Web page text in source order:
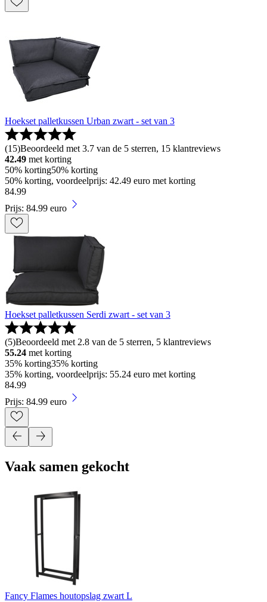
Hoekset palletkussen Urban zwart - set van 3
(15)Beoordeeld met 3.7 van de 5 sterren, 15 klantreviews
42.49 met korting
50% korting50% korting
50% korting, voordeelprijs: 42.49 euro met korting
84.99
Prijs: 84.99 euro
Hoekset palletkussen Serdi zwart - set van 3
(5)Beoordeeld met 2.8 van de 5 sterren, 5 klantreviews
55.24 met korting
35% korting35% korting
35% korting, voordeelprijs: 55.24 euro met korting
84.99
Prijs: 84.99 euro
Vaak samen gekocht
Fancy Flames houtopslag zwart L